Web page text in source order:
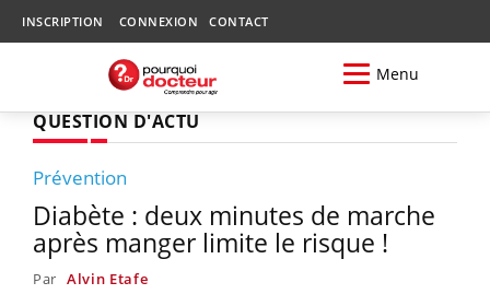
INSCRIPTION CONNEXION CONTACT
Menu
QUESTION D'ACTU
Prévention
Diabète : deux minutes de marche
après manger limite le risque !
Par Alvin Etafe